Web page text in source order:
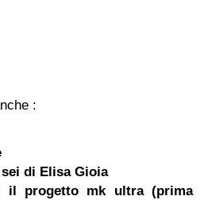
:
di Elisa Gioia
il progetto mk ultra (prima